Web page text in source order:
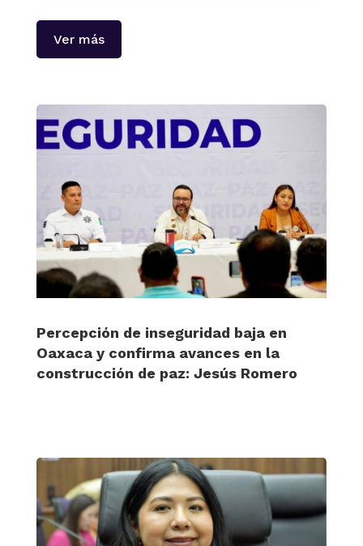
Ver más
Percepción de inseguridad baja en
Oaxaca y confirma avances en la
construcción de paz: Jesús Romero